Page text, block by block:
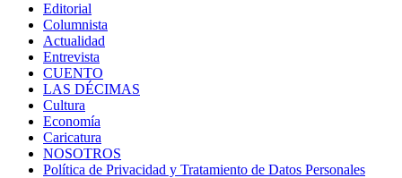
Editorial
Columnista
Actualidad
Entrevista
CUENTO
LAS DÉCIMAS
Cultura
Economía
Caricatura
NOSOTROS
Política de Privacidad y Tratamiento de Datos Personales